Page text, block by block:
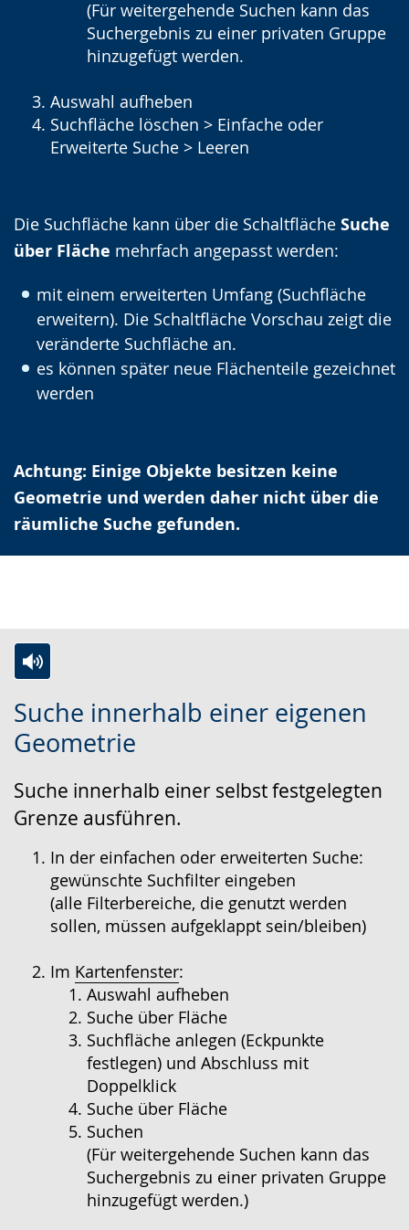
(Für weitergehende Suchen kann das
Suchergebnis zu einer privaten Gruppe
hinzugefügt werden.
Auswahl aufheben
Suchfläche löschen > Einfache oder
Erweiterte Suche > Leeren
Die Suchfläche kann über die Schaltfläche Suche
über Fläche mehrfach angepasst werden:
mit einem erweiterten Umfang (Suchfläche
erweitern). Die Schaltfläche Vorschau zeigt die
veränderte Suchfläche an.
es können später neue Flächenteile gezeichnet
werden
Achtung: Einige Objekte besitzen keine
Geometrie und werden daher nicht über die
räumliche Suche gefunden.
Suche innerhalb einer eigenen
Geometrie
Suche innerhalb einer selbst festgelegten
Grenze ausführen.
In der einfachen oder erweiterten Suche:
gewünschte Suchfilter eingeben
(alle Filterbereiche, die genutzt werden
sollen, müssen aufgeklappt sein/bleiben)
Im Kartenfenster:
Auswahl aufheben
Suche über Fläche
Suchfläche anlegen (Eckpunkte
festlegen) und Abschluss mit
Doppelklick
Suche über Fläche
Suchen
(Für weitergehende Suchen kann das
Suchergebnis zu einer privaten Gruppe
hinzugefügt werden.)
Leichten
Sprache
Audio-
Unterstützung.
Video
in
Gebärdensprache
wird
angezeigt.